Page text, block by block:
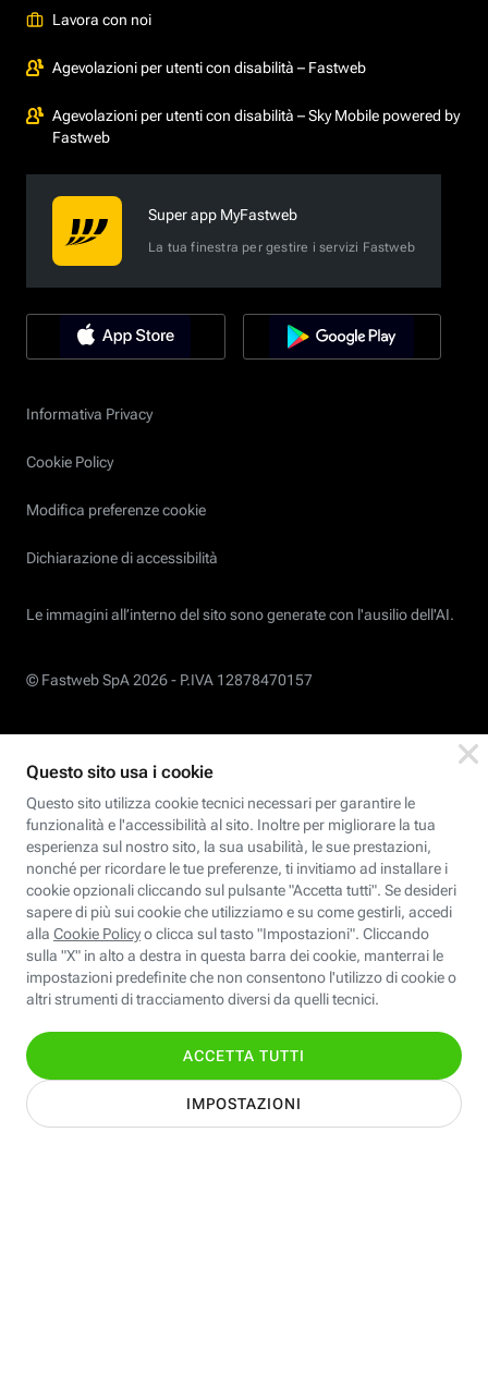
Lavora con noi
Agevolazioni per utenti con disabilità – Fastweb
Agevolazioni per utenti con disabilità – Sky Mobile powered by
Fastweb
Super app MyFastweb
La tua finestra per gestire i servizi Fastweb
Informativa Privacy
Cookie Policy
Modifica preferenze cookie
Dichiarazione di accessibilità
Le immagini all’interno del sito sono generate con l'ausilio dell'AI.
© Fastweb SpA 2026 - P.IVA 12878470157